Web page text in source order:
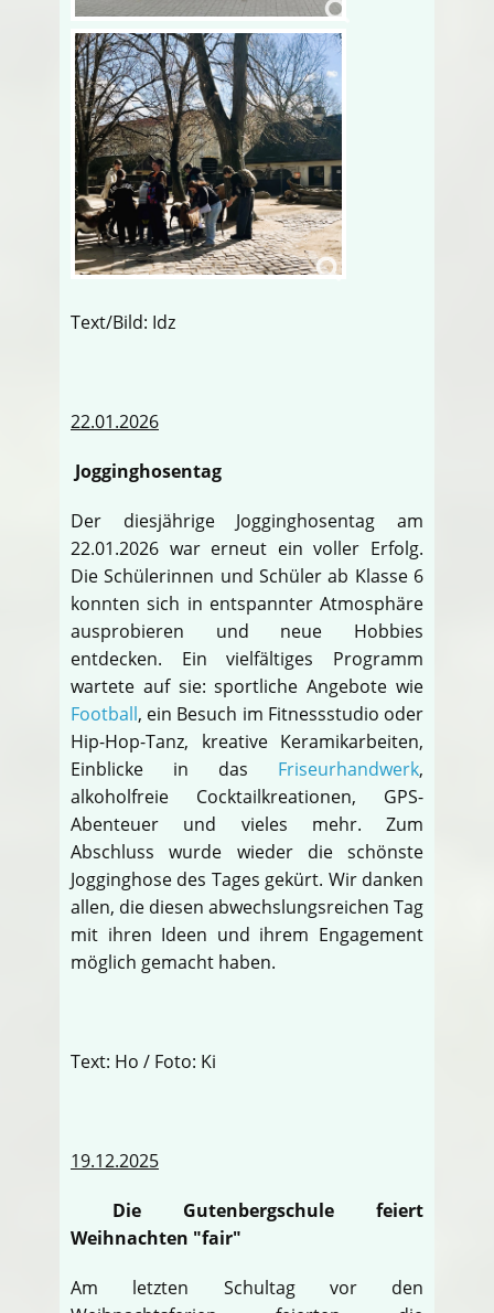
Text/Bild: Idz
22.01.2026
Jogginghosentag
Der diesjährige Jogginghosentag am
22.01.2026 war erneut ein voller Erfolg.
Die Schülerinnen und Schüler ab Klasse 6
konnten sich in entspannter Atmosphäre
ausprobieren und neue Hobbies
entdecken. Ein vielfältiges Programm
wartete auf sie: sportliche Angebote wie
Football, ein Besuch im Fitnessstudio oder
Hip-Hop-Tanz, kreative Keramikarbeiten,
Einblicke in das Friseurhandwerk,
alkoholfreie Cocktailkreationen, GPS-
Abenteuer und vieles mehr. Zum
Abschluss wurde wieder die schönste
Jogginghose des Tages gekürt. Wir danken
allen, die diesen abwechslungsreichen Tag
mit ihren Ideen und ihrem Engagement
möglich gemacht haben.
Text: Ho / Foto: Ki
19.12.2025
Die Gutenbergschule feiert
Weihnachten "fair"
Am letzten Schultag vor den